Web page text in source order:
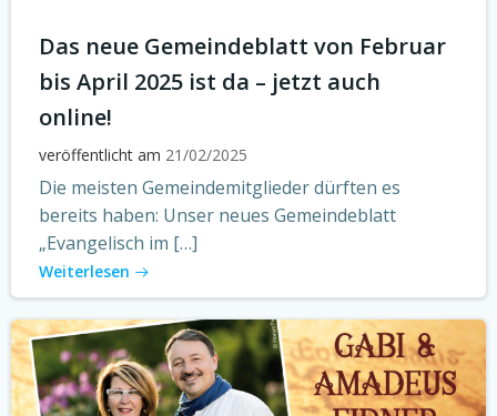
Das neue Gemeindeblatt von Februar
bis April 2025 ist da – jetzt auch
online!
veröffentlicht am 21/02/2025
Die meisten Gemeindemitglieder dürften es
bereits haben: Unser neues Gemeindeblatt
„Evangelisch im […]
Weiterlesen